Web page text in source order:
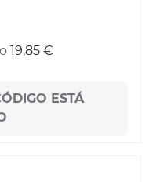
19,85 €
ESTÁ